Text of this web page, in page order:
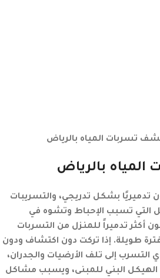
تسربات المياه بالرياض
بالرياض
تدميريًا بشكل تدريجي، والتسريبات
التي تسبب الإحباط وتشوه في
أكثر تدميراً للمنزل من التسربات
طويلة. إذا تركت دون اكتشاف ودون
التسرب إلى تلف الأرضيات والجدران،
البني للمبنى، ويسبب مشاكل